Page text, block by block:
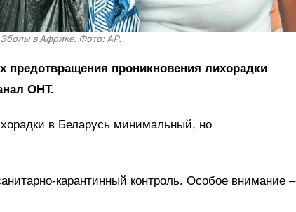
в Африке. Фото: АР.
предотвращения проникновения лихорадки
ОНТ.
в Беларусь минимальный, но
карантинный контроль. Особое внимание –